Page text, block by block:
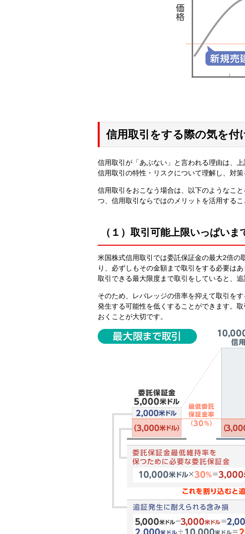
信用取引をする際の気を付
信用取引が「あぶない」と言われる理由は、
信用取引の特性・リスクについて理解し、対
信用取引をおこなう場合は、以下のようなこ
つ、信用取引ならではのメリットを活用するこ
（１）取引可能上限いっぱいま
米国株式信用取引では委託保証金の最大2倍の
り、必ずしもその金額まで取引をする必要はあ
取引できる最大限度まで取引をしていると、
そのため、レバレッジの倍率を抑えて取引を
発生する可能性を低くすることができます。
おくことが大切です。